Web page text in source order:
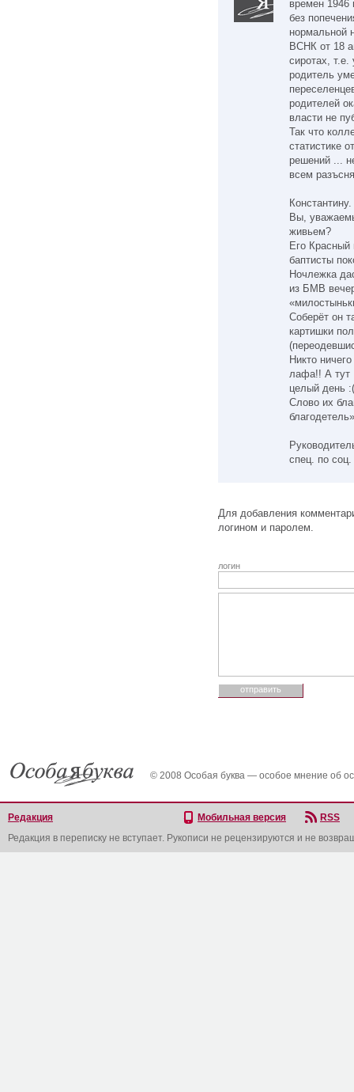
времен 1946
без
нормальной
ВСНК от 18
сиротах,
родитель
родителей
власти не
Так что
статистике
решений ...
всем
Константину.
Вы,
живьем?
Его
баптисты
Ночлежка
из БМВ
Соберёт он
картишки
Никто
лафа!! А тут
целый день
Слово их
спец. по соц.
Для добавления
логином и паролем.
логин
© 2008 Особая буква — особое мнение об
Редакция Мобильная версия
RSS
Редакция в переписку не вступает. Рукописи не рецензируются и не